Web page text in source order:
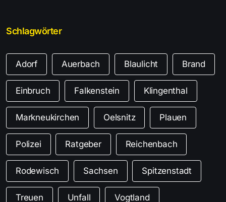
Schlagwörter
Adorf Auerbach Blaulicht Brand
Einbruch Falkenstein Klingenthal
Markneukirchen Oelsnitz Plauen
Polizei Ratgeber Reichenbach
Rodewisch Sachsen Spitzenstadt
Treuen Unfall Vogtland